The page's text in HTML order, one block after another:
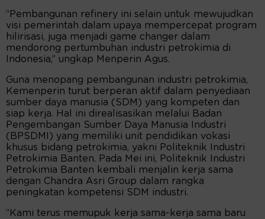
“Pembangunan refinery ini selain untuk mewujudkan
visi pemerintah dalam upaya mempercepat program
hilirisasi, juga menjadi game changer dalam
mendorong pertumbuhan industri petrokimia di
Indonesia,” ungkap Menperin Agus.
Guna menopang pembangunan industri petrokimia,
Kemenperin turut berperan aktif dalam penyediaan
sumber daya manusia (SDM) yang kompeten dan
siap kerja. Hal ini direalisasikan melalui Badan
Pengembangan Sumber Daya Manusia Industri
(BPSDMI) yang memiliki unit pendidikan vokasi
khusus bidang petrokimia, yakni Politeknik Industri
Petrokimia Banten. Pada Mei ini, Politeknik Industri
Petrokimia Banten kembali menjalin kerja sama
dengan Chandra Asri Group dalam rangka
peningkatan kompetensi SDM industri.
“Kami terus memupuk kerja sama-kerja sama baru